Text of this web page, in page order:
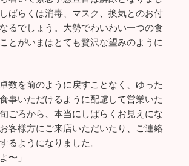
ばらくは消毒、マスク、換気とのお付
るでしょう。大勢でわいわい一つの食
とがいまはとても贅沢な望みのように
数を前のように戻すことなく、ゆった
事いただけるように配慮して営業いた
ごろから、本当にしばらくお見えにな
客様方にご来店いただいたり、ご連絡
るようになりました。
〜」